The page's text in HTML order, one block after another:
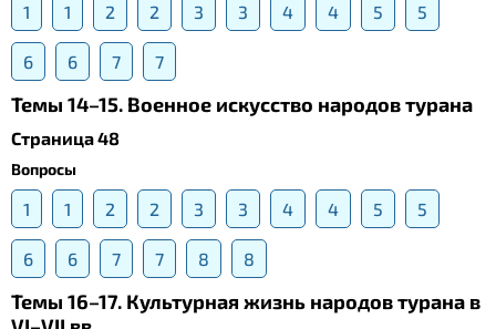
1 1 2 2 3 3 4 4 5 5
6 6 7 7
Темы 14–15. Военное искусство народов турана
Страница 48
Вопросы
1 1 2 2 3 3 4 4 5 5
6 6 7 7 8 8
Темы 16–17. Культурная жизнь народов турана в